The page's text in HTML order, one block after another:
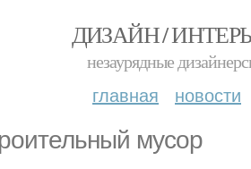
ДИЗАЙН /
незаурядные
главная новости
мусор